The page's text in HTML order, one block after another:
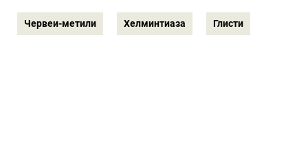
Червеи-метили Хелминтиаза Глисти